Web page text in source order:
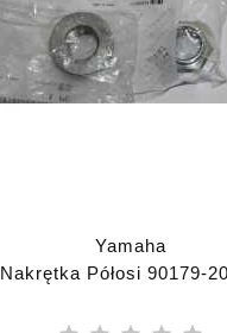
Yamaha
Nakrętka Półosi 90179-